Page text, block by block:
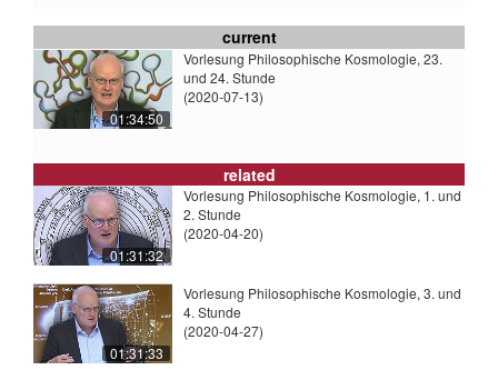
current
01:34:50
Vorlesung Philosophische Kosmologie, 23.
und 24. Stunde
(2020-07-13)
related
01:31:32
Vorlesung Philosophische Kosmologie, 1. und
2. Stunde
(2020-04-20)
01:31:33
Vorlesung Philosophische Kosmologie, 3. und
4. Stunde
(2020-04-27)